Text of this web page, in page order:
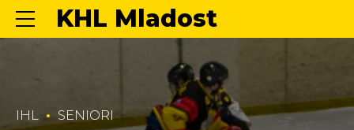
KHL Mladost
IHL SENIORI